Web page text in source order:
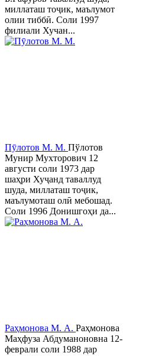
миллаташ тоҷик, маълумот
олии тиббӣ. Соли 1997
филиали Хучан...
Пӯлотов М. М. Пўлотов
Мунир Мухторович 12
августи соли 1973 дар
шаҳри Хуҷанд таваллуд
шуда, миллаташ тоҷик,
маълумоташ олӣ мебошад.
Соли 1996 Донишгоҳи да...
Раҳмонова М. А. Раҳмонова
Маҳфуза Абдуманоновна 12-
феврали соли 1988 дар